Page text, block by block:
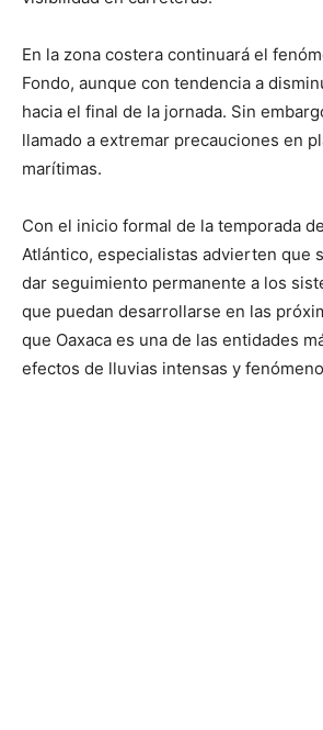
En la zona costera continuará el
Fondo, aunque con tendencia a
hacia el final de la jornada. Sin
llamado a extremar precauciones en
marítimas.
Con el inicio formal de la temporada
Atlántico, especialistas advierten que
dar seguimiento permanente a los
que puedan desarrollarse en las
que Oaxaca es una de las entidades
efectos de lluvias intensas y